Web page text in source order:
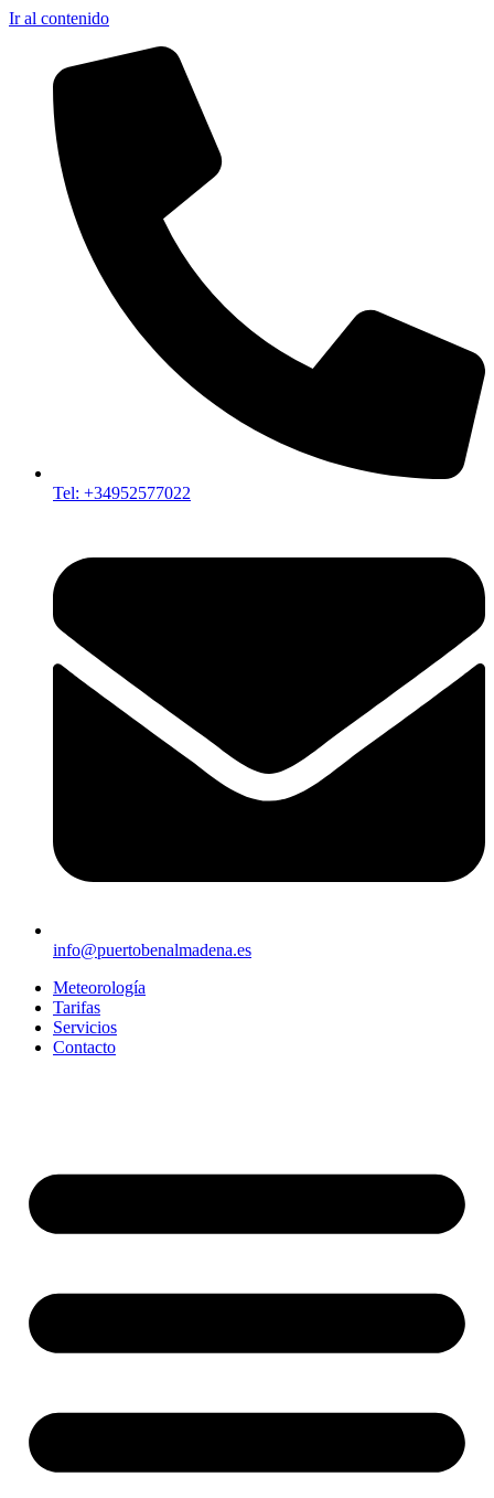
Ir al contenido
Tel: +34952577022
info@puertobenalmadena.es
Meteorología
Tarifas
Servicios
Contacto